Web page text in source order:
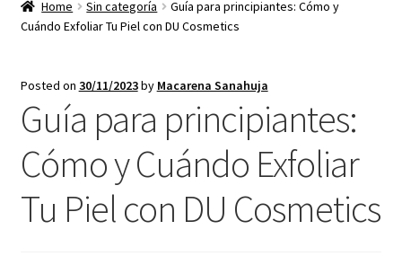
Productos
Distribuidores
Contacto
Acceder
Home Sin categoría
Guía para principiantes: Cómo y
Cuándo Exfoliar Tu Piel con DU Cosmetics
Posted on 30/11/2023by Macarena Sanahuja
Guía para principiantes:
Cómo y Cuándo Exfoliar
Tu Piel con DU Cosmetics